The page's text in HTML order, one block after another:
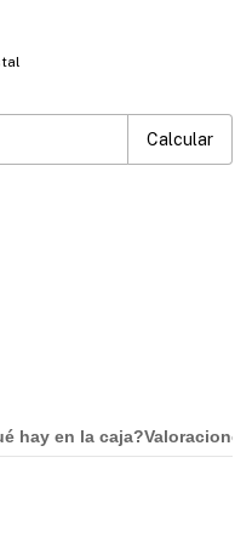
Calcular
hay en la caja?